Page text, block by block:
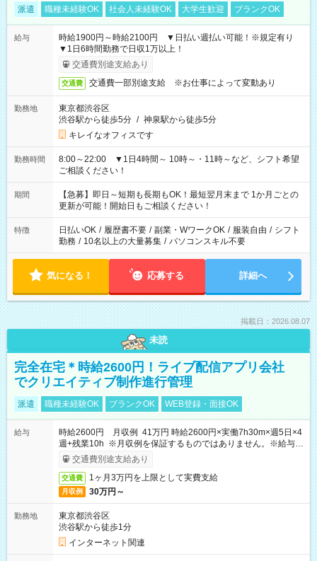
派遣 職種未経験OK 社会人未経験OK 大学生歓迎 ブランクOK
給与
時給1900円～時給2100円 ▼日払い週払い可能！※規定有り
▼1日6時間勤務で日収1万以上！
交通費別途支給あり
交通費 交通費一部別途支給 ※お仕事によって変動あり
勤務地
東京都渋谷区
渋谷駅から徒歩5分 / 神泉駅から徒歩5分
キレイなオフィスです
勤務時間
8:00～22:00 ▼1日4時間～ 10時～・11時～など、シフト希望
ご相談ください！
期間
【急募】即日～短期も長期もOK！最短翌月末まで 1か月ごとの
更新が可能！開始日もご相談ください！
特徴 日払いOK / 履歴書不要 / 副業・WワークOK / 服装自由 / シフト
勤務 / 10名以上の大量募集 / パソコンスキル不要
気になる！ 応募する 詳細へ
掲載日：2026.08.07
未読
完全在宅＊時給2600円！ライブ配信アプリ会社
でクリエイティブ制作進行管理
派遣 職種未経験OK ブランクOK WEB登録・面接OK
給与
時給2600円 月収例 41万円 時給2600円×実働7h30m×週5日×4
週+残業10h ※月収例を保証するものではありません。※給与即
受取りサービス利用可（利用条件有）
交通費別途支給あり
交通費 1ヶ月3万円を上限として実費支給
月収例 30万円～
勤務地
東京都渋谷区
渋谷駅から徒歩1分
インターネット関連